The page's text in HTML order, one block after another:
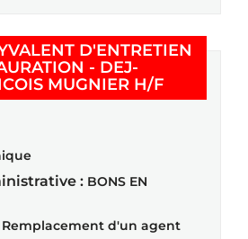
D'ENTRETIEN
- DEJ-
MUGNIER H/F(Nouvelle
: BONS EN
Remplacement d'un agent